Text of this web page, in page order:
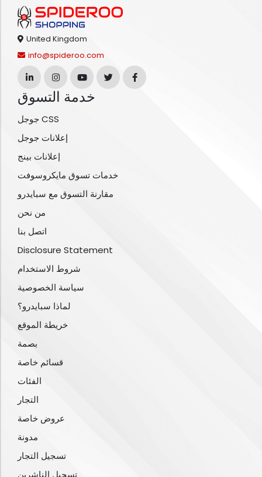
United Kingdom
info@spideroo.com
خدمة التسوق
جوجل CSS
إعلانات جوجل
إعلانات بينج
خدمات تسوق مايكروسوفت
مقارنة التسوق مع سبايدرو
من نحن
اتصل بنا
Disclosure Statement
شروط الاستخدام
سياسة الخصوصية
لماذا سبايدرو؟
خريطة الموقع
بصمة
قسائم خاصة
الفئات
التجار
عروض خاصة
مدونة
تسجيل التجار
تسجيل الناشرين